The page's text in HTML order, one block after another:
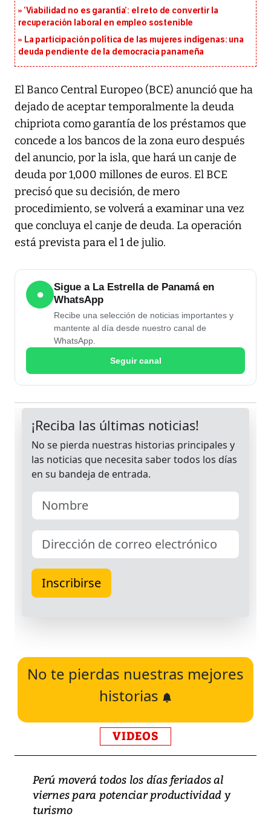
‘Viabilidad no es garantía’: el reto de convertir la
recuperación laboral en empleo sostenible
La participación política de las mujeres indígenas: una
deuda pendiente de la democracia panameña
El Banco Central Europeo (BCE) anunció que ha
dejado de aceptar temporalmente la deuda
chipriota como garantía de los préstamos que
concede a los bancos de la zona euro después
del anuncio, por la isla, que hará un canje de
deuda por 1,000 millones de euros. El BCE
precisó que su decisión, de mero
procedimiento, se volverá a examinar una vez
que concluya el canje de deuda. La operación
está prevista para el 1 de julio.
●
Sigue a La Estrella de Panamá en
WhatsApp
Recibe una selección de noticias importantes y
mantente al día desde nuestro canal de
WhatsApp.
Seguir canal
No te pierdas nuestras mejores
historias
VIDEOS
Perú moverá todos los días feriados al
viernes para potenciar productividad y
turismo